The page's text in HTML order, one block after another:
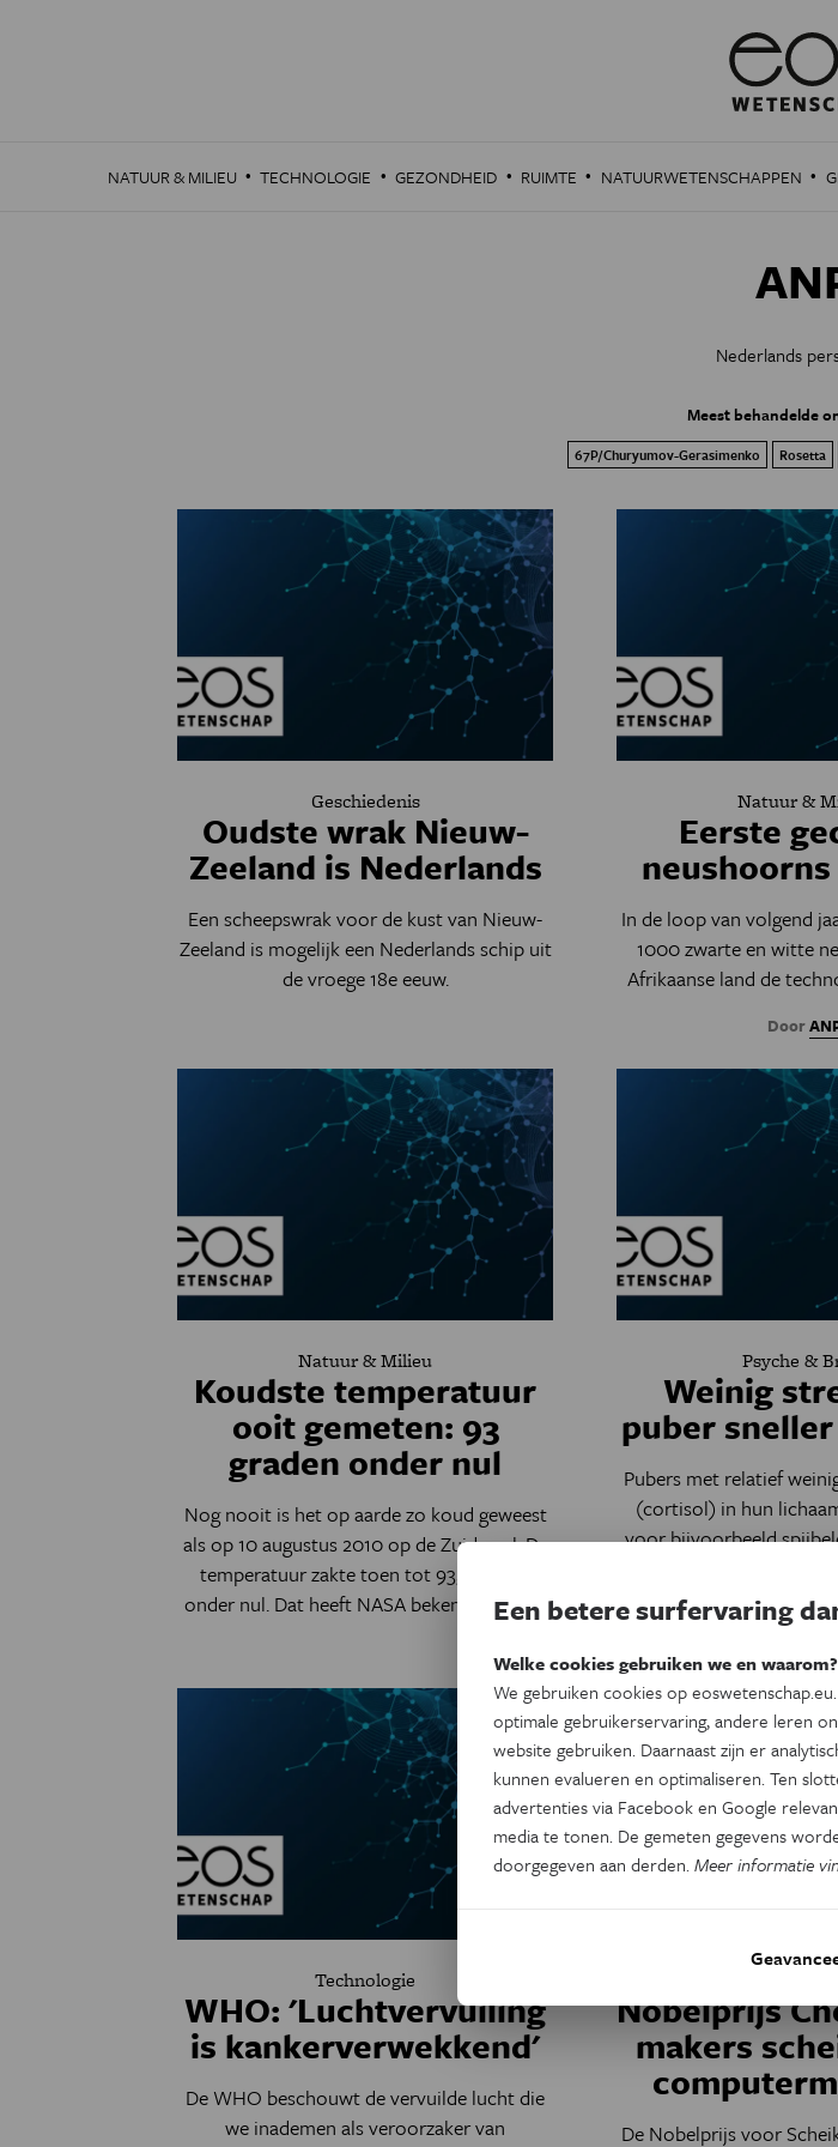
NATUUR & MILIEU · TECHNOLOGIE · GEZONDHEID · RUIMTE · NATUURWETENSCHAPPEN ·
Nederlands
Meest behandelde
67P/Churyumov-Gerasimenko Rosetta
Geschiedenis
Oudste wrak Nieuw-
Zeeland is Nederlands
Een scheepswrak voor de kust van Nieuw-
Zeeland is mogelijk een Nederlands schip uit
de vroege 18e eeuw.
Natuur &
Eerste
In de loop van volgend
1000 zwarte en witte
Afrikaanse land de
Door
Natuur & Milieu
Koudste temperatuur
ooit gemeten: 93
graden onder nul
Nog nooit is het op aarde zo koud geweest
als op 10 augustus 2010 op de Zuidpool. De
temperatuur zakte toen tot 93,2 graden
onder nul. Dat heeft NASA bekendgemaakt.
Psyche &
Weinig
puber
Pubers met relatief
(cortisol) in hun
voor bijvoorbeeld
gemiddeld
Technologie
WHO: 'Luchtvervuiling
is kankerverwekkend'
De WHO beschouwt de vervuilde lucht die
we inademen als veroorzaker van
Nobelprijs
makers
De Nobelprijs voor
Een betere surfervaring
Welke cookies gebruiken we en waarom?
We gebruiken cookies op
optimale gebruikerservaring, andere leren
website gebruiken. Daarnaast zijn er
kunnen evalueren en optimaliseren. Ten
advertenties via Facebook en Google
media te tonen. De gemeten gegevens
doorgegeven aan derden.Meer informatie